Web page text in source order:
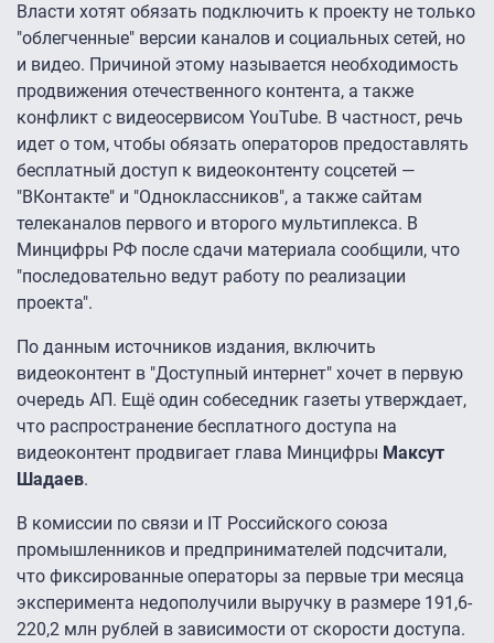
Власти хотят обязать подключить к проекту не только
"облегченные" версии каналов и социальных сетей, но
и видео. Причиной этому называется необходимость
продвижения отечественного контента, а также
конфликт с видеосервисом YouTube. В частност, речь
идет о том, чтобы обязать операторов предоставлять
бесплатный доступ к видеоконтенту соцсетей —
"ВКонтакте" и "Одноклассников", а также сайтам
телеканалов первого и второго мультиплекса. В
Минцифры РФ после сдачи материала сообщили, что
"последовательно ведут работу по реализации
проекта".
По данным источников издания, включить
видеоконтент в "Доступный интернет" хочет в первую
очередь АП. Ещё один собеседник газеты утверждает,
что распространение бесплатного доступа на
видеоконтент продвигает глава Минцифры Максут
Шадаев.
В комиссии по связи и IT Российского союза
промышленников и предпринимателей подсчитали,
что фиксированные операторы за первые три месяца
эксперимента недополучили выручку в размере 191,6-
220,2 млн рублей в зависимости от скорости доступа.